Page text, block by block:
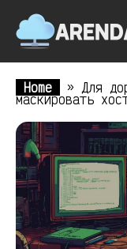
Home » Для
маскировать